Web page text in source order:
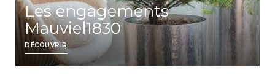
Les engagements
Mauviel1830
DÉCOUVRIR